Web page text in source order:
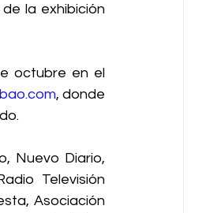
la exhibición
octubre en el
, donde
Nuevo Diario,
Televisión
Asociación